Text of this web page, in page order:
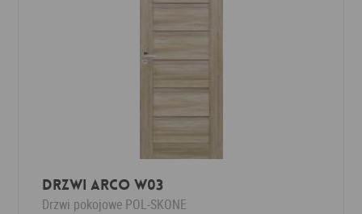
Drzwi Arco W03
Drzwi pokojowe POL-SKONE